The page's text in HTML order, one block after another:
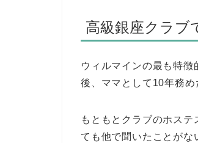
高級銀座クラブ
ウィルマインの最も特
後、ママとして10年務め
もともとクラブのホス
ても他で聞いたことがな